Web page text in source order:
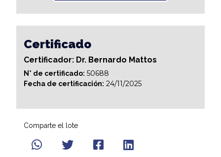
Certificado
Certificador: Dr. Bernardo Mattos
N° de certificado: 50688
Fecha de certificación: 24/11/2025
Comparte el lote